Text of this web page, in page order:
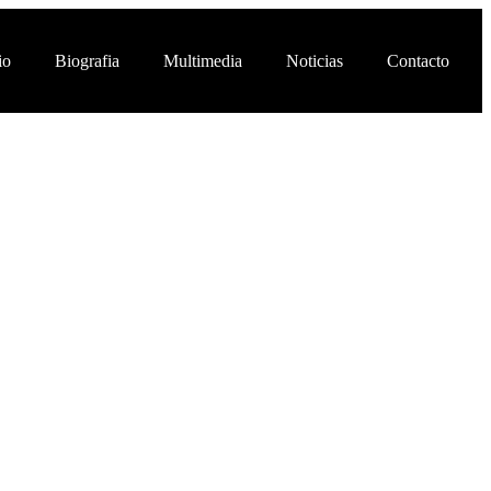
Biografia Multimedia Noticias Contacto